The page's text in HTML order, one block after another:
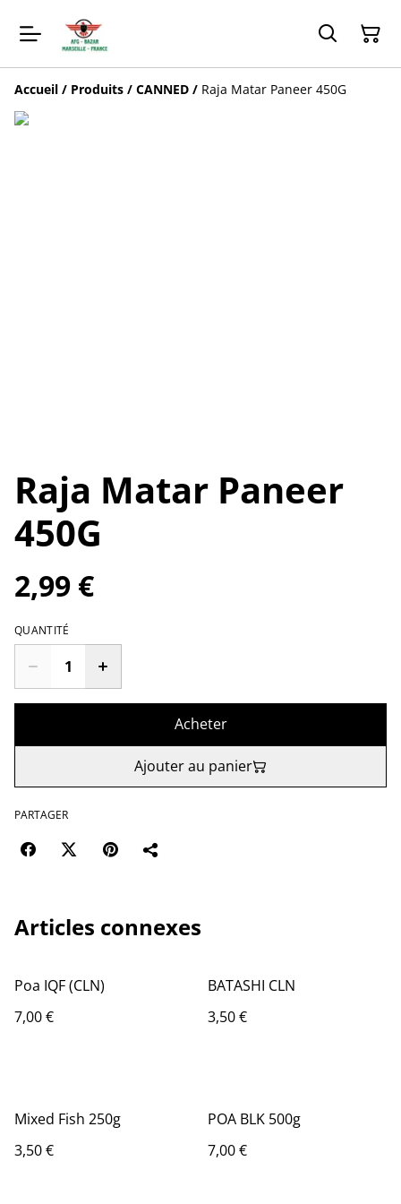
Accueil / Produits / CANNED / Raja Matar Paneer 450G
Raja Matar Paneer
450G
2,99 €
QUANTITÉ
Acheter
Ajouter au panier
PARTAGER
Articles connexes
Poa IQF (CLN)
7,00 €
BATASHI CLN
3,50 €
Mixed Fish 250g
3,50 €
POA BLK 500g
7,00 €